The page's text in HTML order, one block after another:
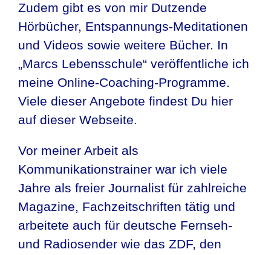
Zudem gibt es von mir Dutzende
Hörbücher, Entspannungs-Meditationen
und Videos sowie weitere Bücher. In
„Marcs Lebensschule“ veröffentliche ich
meine Online-Coaching-Programme.
Viele dieser Angebote findest Du hier
auf dieser Webseite.
Vor meiner Arbeit als
Kommunikationstrainer war ich viele
Jahre als freier Journalist für zahlreiche
Magazine, Fachzeitschriften tätig und
arbeitete auch für deutsche Fernseh-
und Radiosender wie das ZDF, den